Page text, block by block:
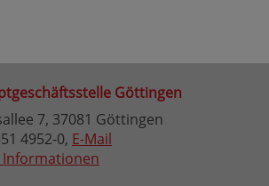
Göttingen
7, 37081 Göttingen
4952-0, E-Mail
Informationen